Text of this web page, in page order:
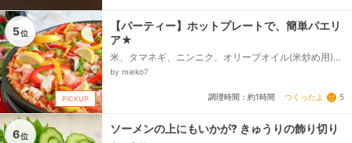
5位
PICKUP
【パーティー】ホットプレートで、簡単パエリ
ア★
米、タマネギ、ニンニク、オリーブオイル(米炒め用)、
オリーブオイル(具材炒め用)、冷凍シーフードミックス
おく)、鶏もも肉、パプリカ、赤・黄・ピーマン、白ワ
イン、●固形コンソメ、●トマト缶詰(ダイスまたはホ
カレー粉、【好みで】タバスコ、【飾りに】レモン(ク
シ切り)...
by mieko7
調理時間：約1時間 つくったよ 5
6位
ソーメンの上にもいかが? きゅうりの飾り切り